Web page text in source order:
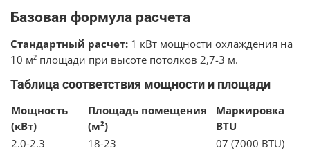
Базовая формула расчета
Стандартный расчет: 1 кВт мощности охлаждения на
10 м² площади при высоте потолков 2,7-3 м.
Таблица соответствия мощности и площади
Мощность
(кВт)
Площадь помещения
(м²)
Маркировка
BTU
2.0-2.3
18-23
07 (7000 BTU)